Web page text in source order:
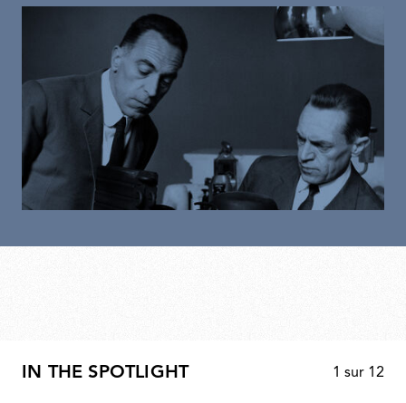
IN THE SPOTLIGHT 1 sur 12